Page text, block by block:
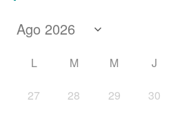
L M M J
27 28 29 30